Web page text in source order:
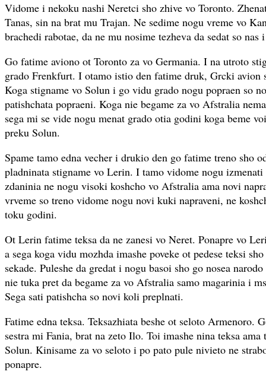
Vidome i nekoku nashi Neretci sho zhive vo Toronto.
Tanas, sin na brat mu Trajan. Ne sedime nogu vreme vo
brachedi rabotae, da ne mu nosime tezheva da sedat so
Go fatime aviono ot Toronto za vo Germania. I na utroto
grado Frenkfurt. I otamo istio den fatime druk, Grcki avion
Koga stigname vo Solun i go vidu grado nogu popraen so
patishchata popraeni. Koga nie begame za vo Afstralia
sega mi se vide nogu menat grado otia godini koga beme
preku Solun.
Spame tamo edna vecher i drukio den go fatime treno sho
pladninata stigname vo Lerin. I tamo vidome nogu
zdaninia ne nogu visoki koshcho vo Afstralia ama novi
vrveme so treno vidome nogu novi kuki napraveni, ne
toku godini.
Ot Lerin fatime teksa da ne zanesi vo Neret. Ponapre vo
a sega koga vidu mozhda imashe poveke ot pedese teksi
sekade. Puleshe da gredat i nogu basoi sho go nosea
nie tuka pret da begame za vo Afstralia samo magarinia i
Sega sati patishcha so novi koli preplnati.
Fatime edna teksa. Teksazhiata beshe ot seloto Armenoro.
sestra mi Fania, brat na zeto Ilo. Toi imashe nina teksa ama
Solun. Kinisame za vo seloto i po pato pule nivieto ne
ponapre.